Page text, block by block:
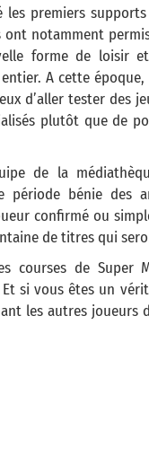
les premiers
ont notamment
forme de loisir
A cette
d’aller tester des
plutôt que de
de la
bénie des
confirmé ou
de titres qui
courses de Super
si vous êtes un
les autres joueurs